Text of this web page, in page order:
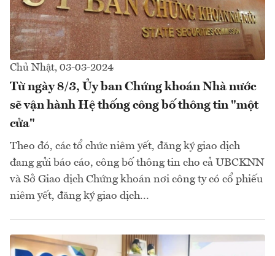
Chủ Nhật, 03-03-2024
Từ ngày 8/3, Ủy ban Chứng khoán Nhà nước
sẽ vận hành Hệ thống công bố thông tin "một
cửa"
Theo đó, các tổ chức niêm yết, đăng ký giao dịch
đang gửi báo cáo, công bố thông tin cho cả UBCKNN
và Sở Giao dịch Chứng khoán nơi công ty có cổ phiếu
niêm yết, đăng ký giao dịch...